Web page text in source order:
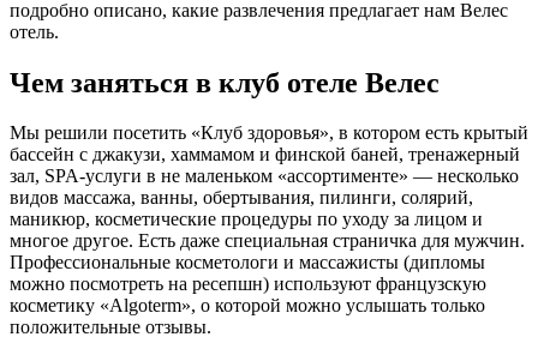
подробно описано, какие развлечения предлагает нам Велес
отель.
Чем заняться в клуб отеле Велес
Мы решили посетить «Клуб здоровья», в котором есть крытый
бассейн с джакузи, хаммамом и финской баней, тренажерный
зал, SPA-услуги в не маленьком «ассортименте» — несколько
видов массажа, ванны, обертывания, пилинги, солярий,
маникюр, косметические процедуры по уходу за лицом и
многое другое. Есть даже специальная страничка для мужчин.
Профессиональные косметологи и массажисты (дипломы
можно посмотреть на ресепшн) используют французскую
косметику «Algoterm», о которой можно услышать только
положительные отзывы.